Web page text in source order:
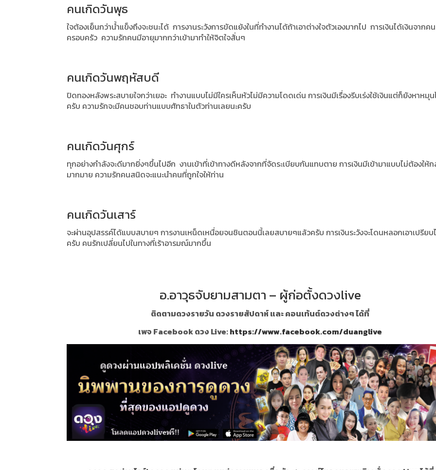
คนเกิดวันพุธ
ใจต้องเย็นกว่าน้ำแข็งถึงจะชนะได้ การงานระวังการขัดแย้งในที่ทำงานได้ถ้าเอาต่างใจตัวเองมากไป การเงินได้เงินจากค
ครอบครัว ความรักคนมีอายุมากกว่าเข้ามาทำให้จิตใจสั่นๆ
คนเกิดวันพฤหัสบดี
ปิดทองหลังพระสบายใจกว่าเยอะ ทำงานแบบไม่มีใครเห็นหัวไม่มีความโดดเด่น การเงินมีเรื่องรีบเร่งใช้เงินแต่ก็ยังหาหมุ
ครับ ความรักจะมีคนชอบท่านแบบศัทธาในตัวท่านเลยนะครับ
คนเกิดวันศุกร์
ทุกอย่างกำลังจะดีมากยิ่งๆขึ้นไปอีก งานเข้าที่เข้าทางดีหลังจากที่จัดระเบียบกันแทบตาย การเงินมีเข้ามาแบบไม่ต้องให้
มากมาย ความรักคนสนิดจะแนะนำคนที่ถูกใจให้ท่าน
คนเกิดวันเสาร์
จะผ่านอุปสรรค์ได้แบบสบายๆ การงานเหน็ดเหนื่อยจนชินตอนนี้เลยสบายๆแล้วครับ การเงินระวังจะโดนหลอกเอาเปรียบ
ครับ คนรักเปลี่ยนไปในทางที่เร้าอารมณ์มากขึ้น
อ.อาวุธจับยามสามตา – ผู้ก่อตั้งดวงlive
ติดตามดวงรายวัน ดวงรายสัปดาห์ และ คอนเท้นต์ดวงต่างๆ ได้ที่
เพจ Facebook ดวง Live:https://www.facebook.com/duanglive